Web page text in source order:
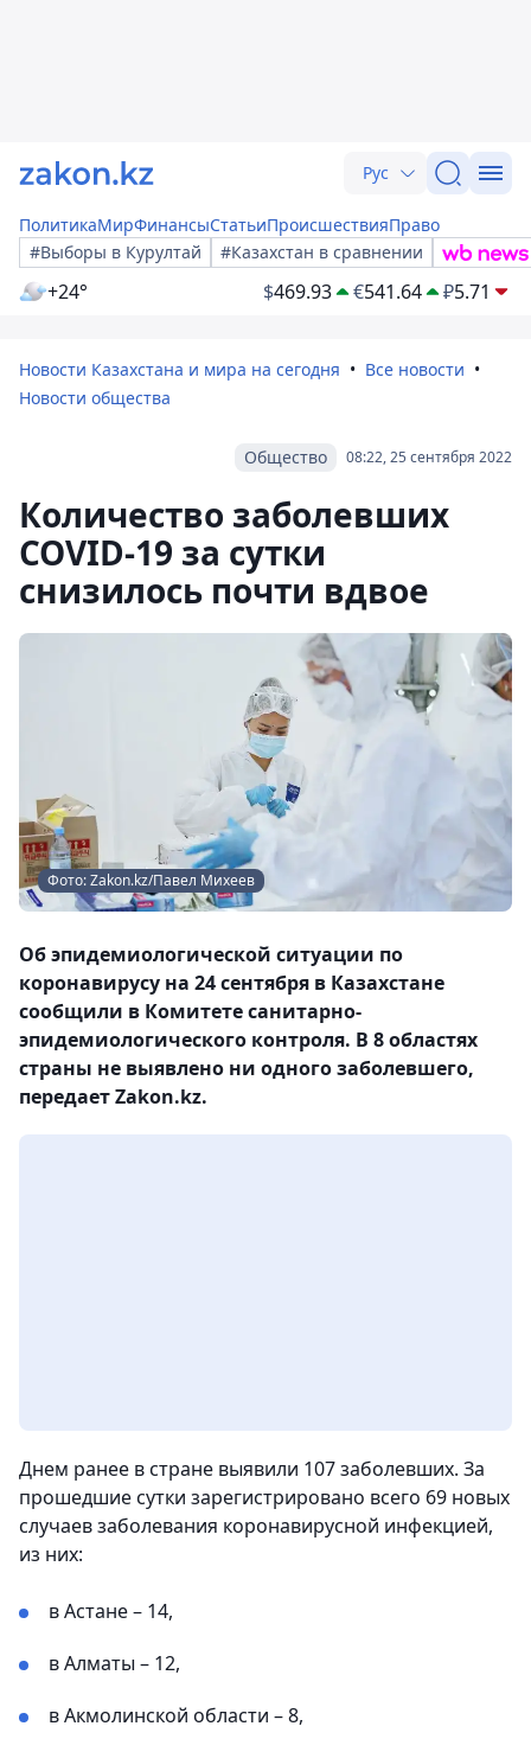
Рус
ПолитикаМирФинансыСтатьиПроисшествияПраво
#Выборы в Курултай
#Казахстан в сравнении
+24° $469.93 €541.64 ₽5.71
Новости Казахстана и мира на сегодня
Все новости
Новости общества
08:22, 25 сентября 2022
Общество
Количество заболевших
COVID-19 за сутки
снизилось почти вдвое
Фото: Zakon.kz/Павел Михеев
Об эпидемиологической ситуации по
коронавирусу на 24 сентября в Казахстане
сообщили в Комитете санитарно-
эпидемиологического контроля. В 8 областях
страны не выявлено ни одного заболевшего,
передает Zakon.kz.
Днем ранее в стране выявили 107 заболевших. За
прошедшие сутки зарегистрировано всего 69 новых
случаев заболевания коронавирусной инфекцией,
из них:
в Астане – 14,
в Алматы – 12,
в Акмолинской области – 8,